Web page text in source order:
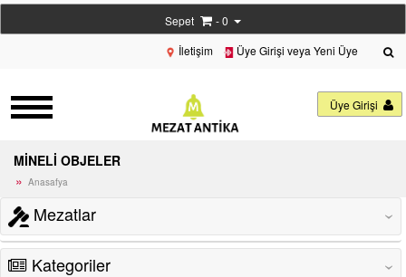
Sepet
- 0
İletişim
Üye Girişi veya Yeni Üye
Üye Girişi
MİNELİ OBJELER
Anasafya
Mezatlar ‹
Kategoriler ‹